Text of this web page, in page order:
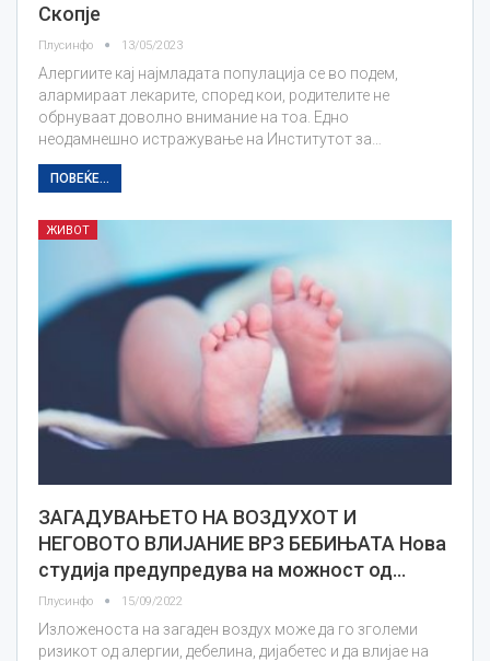
Скопје
Плусинфо 13/05/2023
Алергиите кај најмладата популација се во подем,
алармираат лекарите, според кои, родителите не
обрнуваат доволно внимание на тоа. Едно
неодамнешно истражување на Институтот за…
ПОВЕЌЕ...
ЖИВОТ
ЗАГАДУВАЊЕТО НА ВОЗДУХОТ И
НЕГОВОТО ВЛИЈАНИЕ ВРЗ БЕБИЊАТА Нова
студија предупредува нa можност од…
Плусинфо 15/09/2022
Изложеноста на загаден воздух може да го зголеми
ризикот од алергии, дебелина, дијабетес и да влијае на